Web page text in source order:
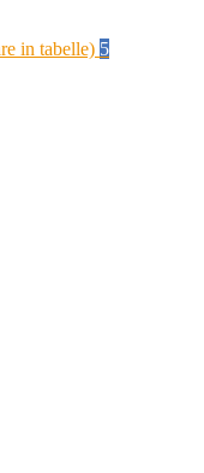
in tabelle) 5